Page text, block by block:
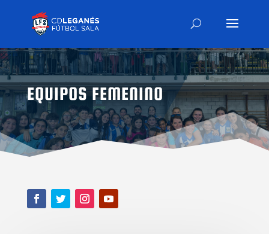
EQUIPOS FEMENINO